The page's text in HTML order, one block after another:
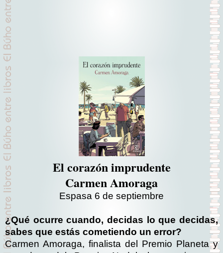
El corazón imprudente
Carmen Amoraga
Espasa 6 de septiembre
¿Qué ocurre cuando, decidas lo que decidas,
sabes que estás cometiendo un error?
Carmen Amoraga, finalista del Premio Planeta y